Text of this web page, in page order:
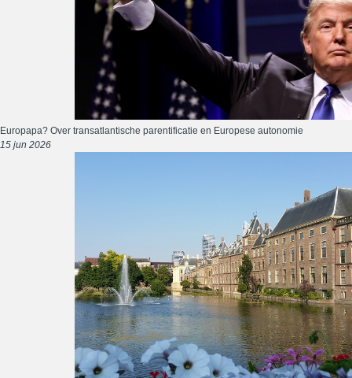
Europapa? Over transatlantische parentificatie en Europese autonomie
15 jun 2026